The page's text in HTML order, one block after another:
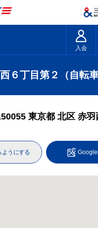
入会
６丁目第２（自転車
東京都 北区 赤羽
ようにする